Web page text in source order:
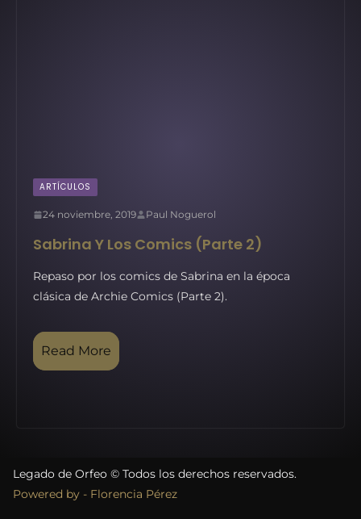
ARTÍCULOS
24 noviembre, 2019 Paul Noguerol
Sabrina Y Los Comics (Parte 2)
Repaso por los comics de Sabrina en la época
clásica de Archie Comics (Parte 2).
Read More
Legado de Orfeo © Todos los derechos reservados.
Powered by - Florencia Pérez